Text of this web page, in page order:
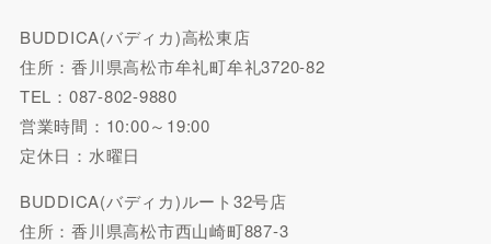
BUDDICA(バディカ)高松東店
住所：香川県高松市牟礼町牟礼3720-82
TEL：087-802-9880
営業時間：10:00～19:00
定休日：水曜日
BUDDICA(バディカ)ルート32号店
住所：香川県高松市西山崎町887-3